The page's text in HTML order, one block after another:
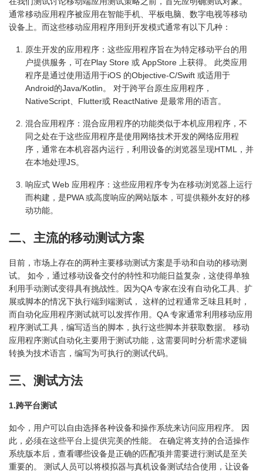
通常移动应用程序被应用在智能手机、平板电脑、数字电视等移动
设备上。而这些移动应用程序用到开发模式通常有以下几种：
原生开发的应用程序：这些应用程序旨在为特定移动平台的用
户提供服务，可在Play Store 或 AppStore 上获得。 此类应用
程序是通过使用适用于iOS 的Objective-C/Swift 或适用于
Android的Java/Kotlin。 对于跨平台原生应用程序，
NativeScript、Flutter或 ReactNative 是最常用的语言。
混合应用程序：混合应用程序的功能类似于本机应用程序，不
同之处在于这些应用程序是使用网络技术开发的网络应用程
序，通常在本机容器内运行，利用设备的浏览器呈现HTML，并
在本地处理JS。
响应式 Web 应用程序：这些应用程序专为在移动浏览器上运行
而构建，是PWA 或高度响应的网站版本，可提供额外友好的移
动功能。
二、主流的移动测试方案
目前，市场上存在的两种主要移动测试方案是手动和自动的移动测
试。 如今，通过移动设备交付的特性和功能日益复杂，这使得单独
利用手动测试变得具有挑战性。因为QA 专家在没有自动化工具、扩
展或脚本的情况下执行端到端测试， 这样的过程通常乏味且耗时，
而自动化应用程序测试就可以发挥作用。QA 专家通常利用移动应用
程序测试工具，编写适当的脚本，执行这些脚本并获取数据。 移动
应用程序测试自动化主要用于测试功能，这需要同时分析需求逻辑
转换为技术语言，编写为可执行的测试代码。
三、测试方法
1.跨平台测试
如今，用户可以自由选择各种设备和操作系统来访问应用程序。 因
此，必须在这些平台上提供完美的性能。 在确定将支持的合适操作
系统版本后，查看哪些设备是正确的匹配项并需要进行测试是至关
重要的。 测试人员可以将模拟器与真机设备测试结合使用，让设备